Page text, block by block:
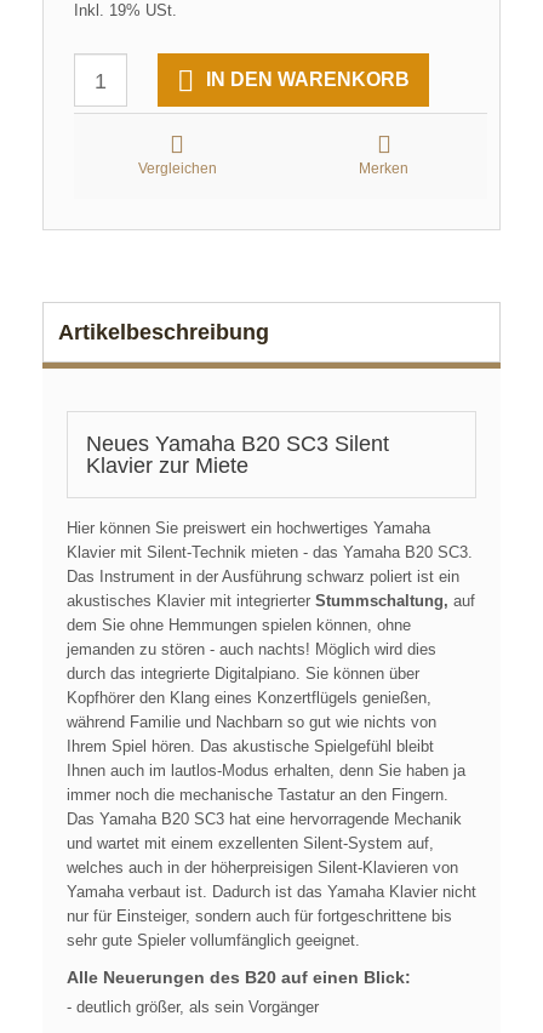
Inkl. 19% USt.
IN DEN WARENKORB
Vergleichen Merken
Artikelbeschreibung
Neues Yamaha B20 SC3 Silent
Klavier zur Miete
Hier können Sie preiswert ein hochwertiges Yamaha
Klavier mit Silent-Technik mieten - das Yamaha B20 SC3.
Das Instrument in der Ausführung schwarz poliert ist ein
akustisches Klavier mit integrierter Stummschaltung, auf
dem Sie ohne Hemmungen spielen können, ohne
jemanden zu stören - auch nachts! Möglich wird dies
durch das integrierte Digitalpiano. Sie können über
Kopfhörer den Klang eines Konzertflügels genießen,
während Familie und Nachbarn so gut wie nichts von
Ihrem Spiel hören. Das akustische Spielgefühl bleibt
Ihnen auch im lautlos-Modus erhalten, denn Sie haben ja
immer noch die mechanische Tastatur an den Fingern.
Das Yamaha B20 SC3 hat eine hervorragende Mechanik
und wartet mit einem exzellenten Silent-System auf,
welches auch in der höherpreisigen Silent-Klavieren von
Yamaha verbaut ist. Dadurch ist das Yamaha Klavier nicht
nur für Einsteiger, sondern auch für fortgeschrittene bis
sehr gute Spieler vollumfänglich geeignet.
Alle Neuerungen des B20 auf einen Blick:
- deutlich größer, als sein Vorgänger